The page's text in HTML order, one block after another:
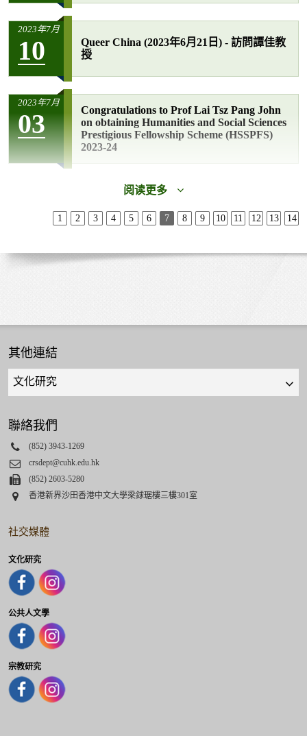
2023年7月
10
Queer China (2023年6月21日) - 訪問譚佳教
授
2023年7月
03
Congratulations to Prof Lai Tsz Pang John
on obtaining Humanities and Social Sciences
Prestigious Fellowship Scheme (HSSPFS)
2023-24
阅读更多
1 2 3 4 5 6 7 8 9 10 11 12 13 14
其他連結
Quick
links
select
聯絡我們
Phone
(852) 3943-1269
Email
crsdept@cuhk.edu.hk
Fax(852) 2603-5280
Address
香港新界沙田香港中文大學梁銶琚樓三樓301室
社交媒體
文化研究
公共人文學
宗教研究